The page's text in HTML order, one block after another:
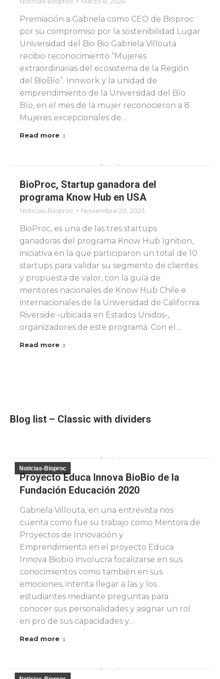
Premiación a Gabriela como CEO de Bioproc
por su compromiso por la sostenibilidad Lugar
Universidad del Bio Bio Gabriela Villouta
recibio reconocimiento “Mujeres
extraordinarias del ecosistema de la Región
del BioBío”. Innwork y la unidad de
emprendimiento de la Universidad del Bío
Bío, en el mes de la mujer reconocieron a 8
Mujeres excepcionales de…
Read more
BioProc, Startup ganadora del
programa Know Hub en USA
Noticias-Bioproc Noviembre 20, 2023
BioProc, es una de las tres startups
ganadoras del programa Know Hub Ignition,
iniciativa en la que participaron un total de 10
startups para validar su segmento de clientes
y propuesta de valor, con la guía de
mentores nacionales de Know Hub Chile e
internacionales de la Universidad de California
Riverside -ubicada en Estados Unidos-,
organizadores de este programa. Con el…
Read more
Blog list – Classic with dividers
Noticias-Bioproc
Proyecto Educa Innova BioBio de la
Fundación Educación 2020
Gabriela Villouta, en una entrevista nos
cuenta como fue su trabajo como Mentora de
Proyectos de Innovación y
Emprendimiento en el proyecto Educa
Innova Biobío involucra focalizarse en sus
conocimientos como también en sus
emociones, intenta llegar a las y los
estudiantes mediante preguntas para
conocer sus personalidades y asignar un rol
en pro de sus capacidades y…
Read more